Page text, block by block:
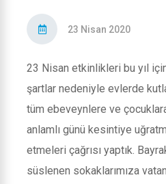
23 Nisan 2020
23 Nisan etkinlikleri bu yıl
şartlar nedeniyle evlerde
tüm ebeveynlere ve
anlamlı günü kesintiye
etmeleri çağrısı yaptık.
süslenen sokaklarımıza